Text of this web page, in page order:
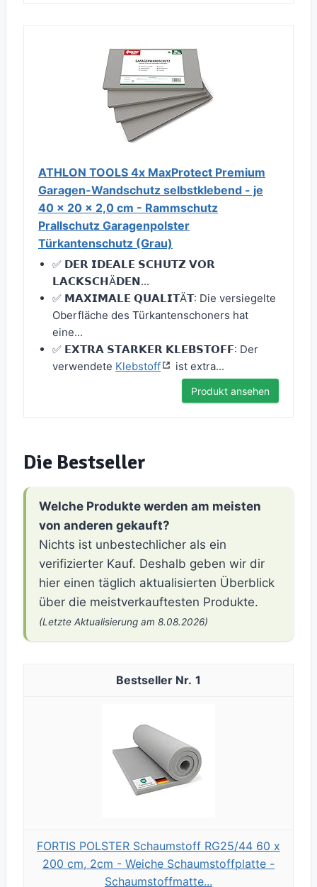
ATHLON TOOLS 4x MaxProtect Premium
Garagen-Wandschutz selbstklebend - je
40 x 20 x 2,0 cm - Rammschutz
Prallschutz Garagenpolster
Türkantenschutz (Grau)
✅ 𝗗𝗘𝗥 𝗜𝗗𝗘𝗔𝗟𝗘 𝗦𝗖𝗛𝗨𝗧𝗭 𝗩𝗢𝗥
𝗟𝗔𝗖𝗞𝗦𝗖𝗛Ä𝗗𝗘𝗡...
✅ 𝗠𝗔𝗫𝗜𝗠𝗔𝗟𝗘 𝗤𝗨𝗔𝗟𝗜𝗧Ä𝗧: Die versiegelte
Oberfläche des Türkantenschoners hat
eine...
✅ 𝗘𝗫𝗧𝗥𝗔 𝗦𝗧𝗔𝗥𝗞𝗘𝗥 𝗞𝗟𝗘𝗕𝗦𝗧𝗢𝗙𝗙: Der
verwendete Klebstoff ist extra...
Produkt ansehen
Die Bestseller
Welche Produkte werden am meisten
von anderen gekauft?
Nichts ist unbestechlicher als ein
verifizierter Kauf. Deshalb geben wir dir
hier einen täglich aktualisierten Überblick
über die meistverkauftesten Produkte.
(Letzte Aktualisierung am 8.08.2026)
1
FORTIS POLSTER Schaumstoff RG25/44 60 x
200 cm, 2cm - Weiche Schaumstoffplatte -
Schaumstoffmatte...